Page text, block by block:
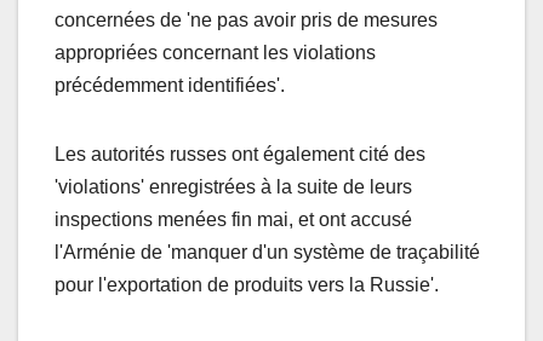
concernées de 'ne pas avoir pris de mesures
appropriées concernant les violations
précédemment identifiées'.
Les autorités russes ont également cité des
'violations' enregistrées à la suite de leurs
inspections menées fin mai, et ont accusé
l'Arménie de 'manquer d'un système de traçabilité
pour l'exportation de produits vers la Russie'.